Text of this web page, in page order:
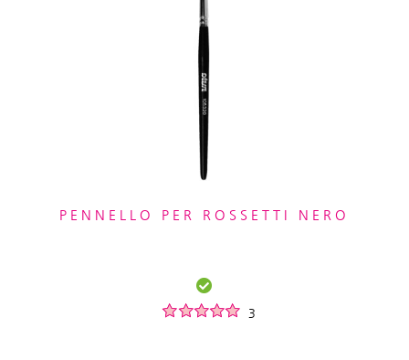
PENNELLO PER ROSSETTI NERO
3